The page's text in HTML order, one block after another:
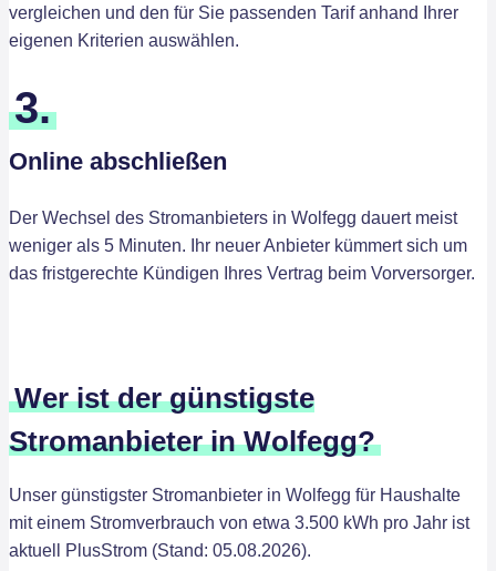
vergleichen und den für Sie passenden Tarif anhand Ihrer
eigenen Kriterien auswählen.
3.
Online abschließen
Der Wechsel des Stromanbieters in Wolfegg dauert meist
weniger als 5 Minuten. Ihr neuer Anbieter kümmert sich um
das fristgerechte Kündigen Ihres Vertrag beim Vorversorger.
Wer ist der günstigste
Stromanbieter in Wolfegg?
Unser günstigster Stromanbieter in Wolfegg für Haushalte
mit einem Stromverbrauch von etwa 3.500 kWh pro Jahr ist
aktuell PlusStrom (Stand: 05.08.2026).